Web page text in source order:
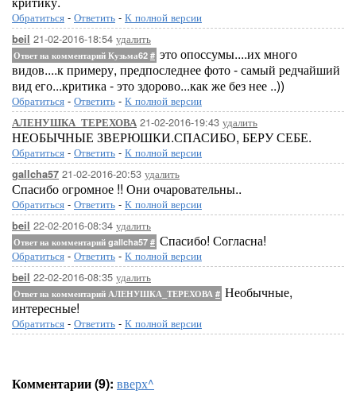
Обратиться - Ответить - К полной версии
beil 21-02-2016-18:54 удалить
Ответ на комментарий Кузьма62 # это опоссумы....их много
видов....к примеру, предпоследнее фото - самый редчайший
вид его...критика - это здорово...как же без нее ..))
Обратиться - Ответить - К полной версии
АЛЕНУШКА_ТЕРЕХОВА 21-02-2016-19:43 удалить
НЕОБЫЧНЫЕ ЗВЕРЮШКИ.СПАСИБО, БЕРУ СЕБЕ.
Обратиться - Ответить - К полной версии
gallcha57 21-02-2016-20:53 удалить
Спасибо огромное !! Они очаровательны..
Обратиться - Ответить - К полной версии
beil 22-02-2016-08:34 удалить
Ответ на комментарий gallcha57 # Спасибо! Согласна!
Обратиться - Ответить - К полной версии
beil 22-02-2016-08:35 удалить
Ответ на комментарий АЛЕНУШКА_ТЕРЕХОВА # Необычные,
интересные!
Обратиться - Ответить - К полной версии
Комментарии (9): вверх^